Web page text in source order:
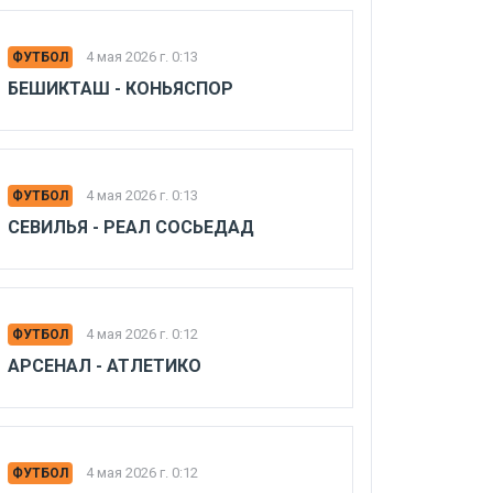
ФУТБОЛ 4 мая 2026 г. 0:13
БЕШИКТАШ - КОНЬЯСПОР
ФУТБОЛ 4 мая 2026 г. 0:13
СЕВИЛЬЯ - РЕАЛ СОСЬЕДАД
ФУТБОЛ 4 мая 2026 г. 0:12
АРСЕНАЛ - АТЛЕТИКО
ФУТБОЛ 4 мая 2026 г. 0:12